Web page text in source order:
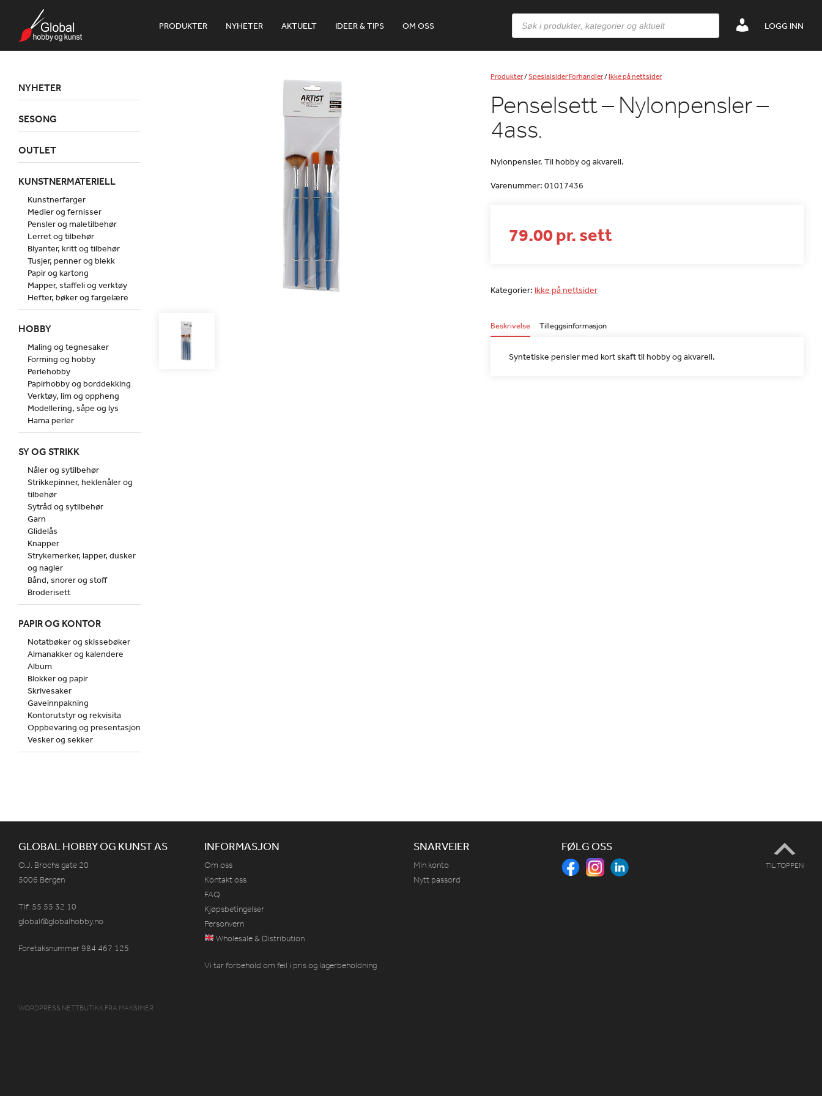
PRODUKTER NYHETER AKTUELT IDEER & TIPS OM OSS LOGG INN
Products
search
Produkter/Spesialsider Forhandler/Ikke på nettsider
Penselsett – Nylonpensler –
4ass.
Nylonpensler. Til hobby og akvarell.
Varenummer: 01017436
79.00 pr. sett
Kategorier: Ikke på nettsider
Beskrivelse Tilleggsinformasjon
Syntetiske pensler med kort skaft til hobby og akvarell.
NYHETER
SESONG
OUTLET
KUNSTNERMATERIELL
Kunstnerfarger
Medier og fernisser
Pensler og maletilbehør
Lerret og tilbehør
Blyanter, kritt og tilbehør
Tusjer, penner og blekk
Papir og kartong
Mapper, staffeli og verktøy
Hefter, bøker og fargelære
HOBBY
Maling og tegnesaker
Forming og hobby
Perlehobby
Papirhobby og borddekking
Verktøy, lim og oppheng
Modellering, såpe og lys
Hama perler
SY OG STRIKK
Nåler og sytilbehør
Strikkepinner, heklenåler og
tilbehør
Sytråd og sytilbehør
Garn
Glidelås
Knapper
Strykemerker, lapper, dusker
og nagler
Bånd, snorer og stoff
Broderisett
PAPIR OG KONTOR
Notatbøker og skissebøker
Almanakker og kalendere
Album
Blokker og papir
Skrivesaker
Gaveinnpakning
Kontorutstyr og rekvisita
Oppbevaring og presentasjon
Vesker og sekker
GLOBAL HOBBY OG KUNST AS
O.J. Brochs gate 20
5006 Bergen
Tlf: 55 55 32 10
global@globalhobby.no
Foretaksnummer 984 467 125
INFORMASJON
Om oss
Kontakt oss
FAQ
Kjøpsbetingelser
Personvern
Wholesale & Distribution
Vi tar forbehold om feil i pris og lagerbeholdning
SNARVEIER
Min konto
Nytt passord
FØLG OSS
TIL TOPPEN
WORDPRESS NETTBUTIKK FRA MAKSIMER